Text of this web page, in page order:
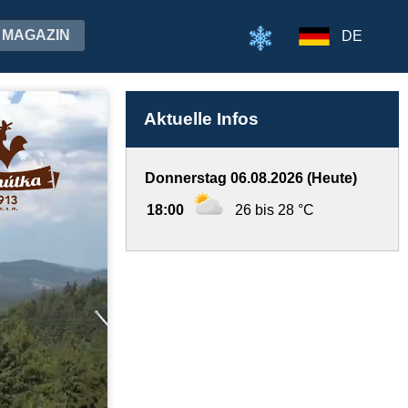
MAGAZIN DE
Aktuelle Infos
Donnerstag 06.08.2026 (Heute)
18:00 26 bis 28 °C